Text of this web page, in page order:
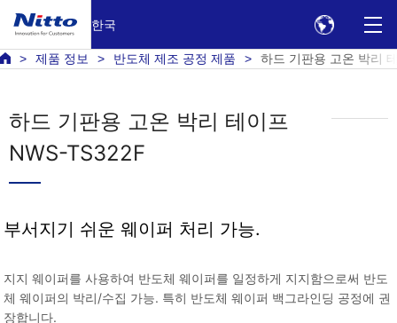
한국
제품 정보 반도체 제조 공정 제품 하드 기판용 고온 박리
하드 기판용 고온 박리 테이프
NWS-TS322F
부서지기 쉬운 웨이퍼 처리 가능.
지지 웨이퍼를 사용하여 반도체 웨이퍼를 일정하게 지지함으로써 반도
체 웨이퍼의 박리/수집 가능. 특히 반도체 웨이퍼 백그라인딩 공정에 권
장합니다.